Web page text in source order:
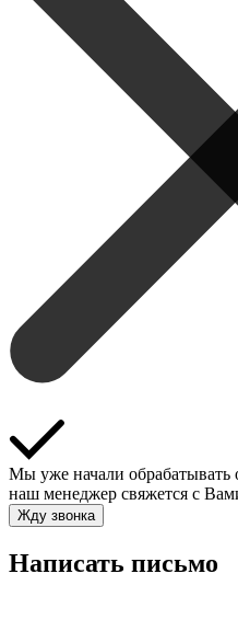
Мы уже начали
наш менеджер свяжется с
Жду звонка
Написать письмо